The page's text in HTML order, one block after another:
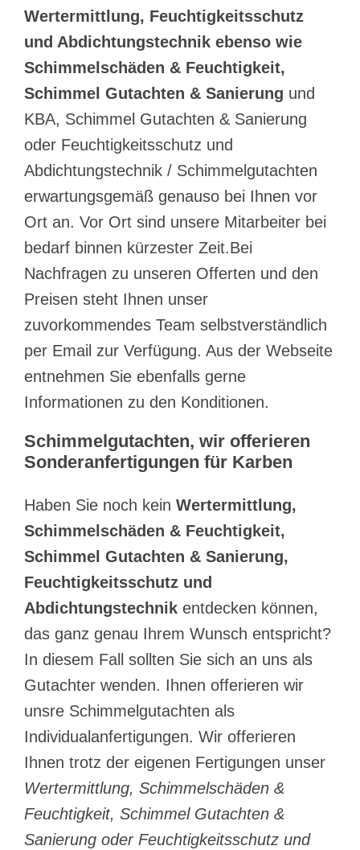
Wertermittlung, Feuchtigkeitsschutz
und Abdichtungstechnik ebenso wie
Schimmelschäden & Feuchtigkeit,
Schimmel Gutachten & Sanierung und
KBA, Schimmel Gutachten & Sanierung
oder Feuchtigkeitsschutz und
Abdichtungstechnik / Schimmelgutachten
erwartungsgemäß genauso bei Ihnen vor
Ort an. Vor Ort sind unsere Mitarbeiter bei
bedarf binnen kürzester Zeit.Bei
Nachfragen zu unseren Offerten und den
Preisen steht Ihnen unser
zuvorkommendes Team selbstverständlich
per Email zur Verfügung. Aus der Webseite
entnehmen Sie ebenfalls gerne
Informationen zu den Konditionen.
Schimmelgutachten, wir offerieren
Sonderanfertigungen für Karben
Haben Sie noch kein Wertermittlung,
Schimmelschäden & Feuchtigkeit,
Schimmel Gutachten & Sanierung,
Feuchtigkeitsschutz und
Abdichtungstechnik entdecken können,
das ganz genau Ihrem Wunsch entspricht?
In diesem Fall sollten Sie sich an uns als
Gutachter wenden. Ihnen offerieren wir
unsre Schimmelgutachten als
Individualanfertigungen. Wir offerieren
Ihnen trotz der eigenen Fertigungen unser
Wertermittlung, Schimmelschäden &
Feuchtigkeit, Schimmel Gutachten &
Sanierung oder Feuchtigkeitsschutz und